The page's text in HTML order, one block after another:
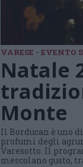
VARESE - EVENTO
Natale
Monte
Il Borducan è uno
profumi degli
Varesotto. Il
mescolano gusto,